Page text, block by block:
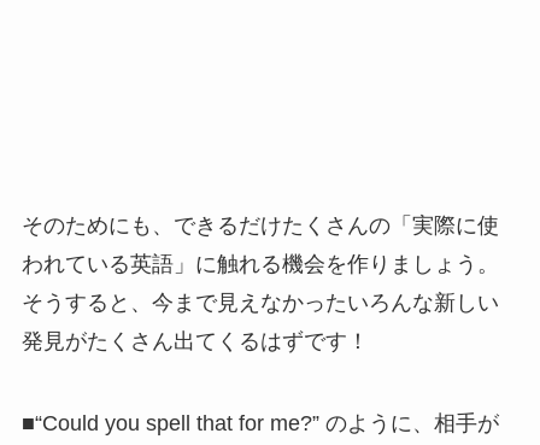
そのためにも、できるだけたくさんの「実際に使
われている英語」に触れる機会を作りましょう。
そうすると、今まで見えなかったいろんな新しい
発見がたくさん出てくるはずです！
■“Could you spell that for me?” のように、相手が